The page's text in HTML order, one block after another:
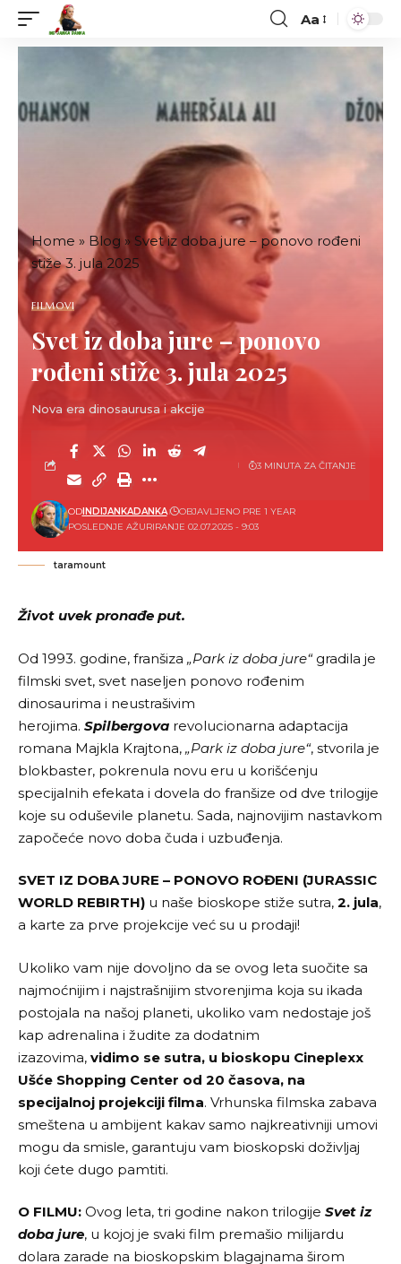
Font
Resizer
Aa
Home » Blog » Svet iz doba jure – ponovo rođeni
stiže 3. jula 2025
FILMOVI
Svet iz doba jure – ponovo
rođeni stiže 3. jula 2025
Nova era dinosaurusa i akcije
POSLEDNJE AŽURIRANJE 02.07.2025 - 9:03
ODINDIJANKADANKA OBJAVLJENO PRE 1 YEAR
3 MINUTA ZA ČITANJE
taramount
Život uvek pronađe put.
Od 1993. godine, franšiza „Park iz doba jure“gradila je
filmski svet, svet naseljen ponovo rođenim
dinosaurima i neustrašivim
herojima. Spilbergova revolucionarna adaptacija
romana Majkla Krajtona, „Park iz doba jure“, stvorila je
blokbaster, pokrenula novu eru u korišćenju
specijalnih efekata i dovela do franšize od dve trilogije
koje su oduševile planetu. Sada, najnovijim nastavkom
započeće novo doba čuda i uzbuđenja.
SVET IZ DOBA JURE – PONOVO ROĐENI (JURASSIC
WORLD REBIRTH) u naše bioskope stiže sutra, 2. jula,
a karte za prve projekcije već su u prodaji!
Ukoliko vam nije dovoljno da se ovog leta suočite sa
najmoćnijim i najstrašnijim stvorenjima koja su ikada
postojala na našoj planeti, ukoliko vam nedostaje još
kap adrenalina i žudite za dodatnim
izazovima, vidimo se sutra, u bioskopu Cineplexx
Ušće Shopping Center od 20 časova, na
specijalnoj projekciji filma. Vrhunska filmska zabava
smeštena u ambijent kakav samo najkreativniji umovi
mogu da smisle, garantuju vam bioskopski doživljaj
koji ćete dugo pamtiti.
O FILMU: Ovog leta, tri godine nakon trilogije Svet iz
doba jure, u kojoj je svaki film premašio milijardu
dolara zarade na bioskopskim blagajnama širom